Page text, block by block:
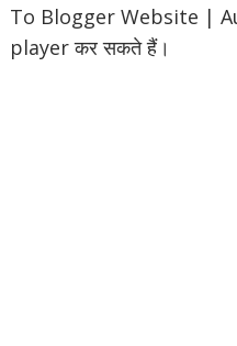
To Blogger Website |
player कर सकते हैं।